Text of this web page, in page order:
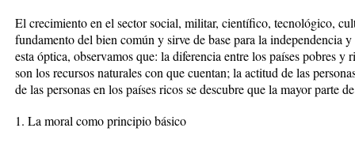
El crecimiento en el sector social, militar, científico, tecnológico,
fundamento del bien común y sirve de base para la independencia
esta óptica, observamos que: la diferencia entre los países pobres y
son los recursos naturales con que cuentan; la actitud de las
de las personas en los países ricos se descubre que la mayor parte
1. La moral como principio básico